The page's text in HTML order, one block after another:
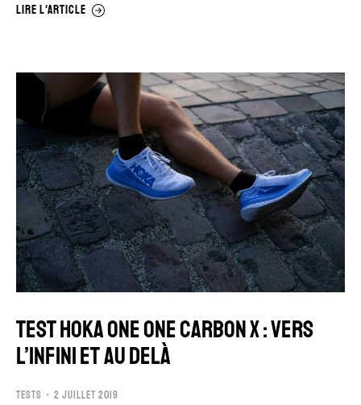
LIRE L'ARTICLE
TEST HOKA ONE ONE CARBON X : VERS
L’INFINI ET AU DELÀ
TESTS 2 JUILLET 2019